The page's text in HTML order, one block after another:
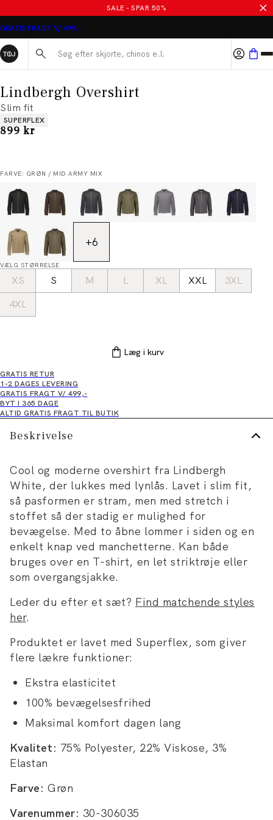
SALE - SPAR 50%
GRATIS FRAGT V/ 499,-
Søg her...
Lindbergh Overshirt
Slim fit
Produkt egenskaber
SUPERFLEX
I alt (inkl. rabat)
899 kr
FARVE: GRØN / MID ARMY MIX
+6
VÆLG STØRRELSE
XS S M L XL XXL
3XL
4XL
Læg i kurv
GRATIS RETUR
1-2 DAGES LEVERING
GRATIS FRAGT V/ 499,-
BYT I 365 DAGE
ALTID GRATIS FRAGT TIL BUTIK
Beskrivelse
Cool og moderne overshirt fra Lindbergh
White, der lukkes med lynlås. Lavet i slim fit,
så pasformen er stram, men med stretch i
stoffet så der stadig er mulighed for
bevægelse. Med to åbne lommer i siden og en
enkelt knap ved manchetterne. Kan både
bruges over en T-shirt, en let striktrøje eller
som overgangsjakke.
Leder du efter et sæt? Find matchende styles
her.
Produktet er lavet med Superflex, som giver
flere lækre funktioner:
Ekstra elasticitet
100% bevægelsesfrihed
Maksimal komfort dagen lang
Kvalitet: 75% Polyester, 22% Viskose, 3%
Elastan
Farve: Grøn
Varenummer: 30-306035